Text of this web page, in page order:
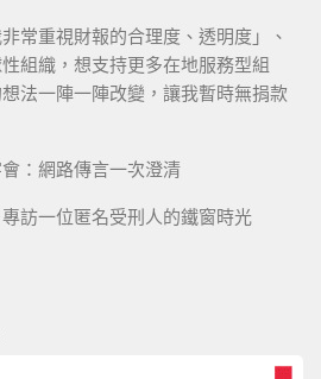
常重視財報的合理度、透明度」、
組織，想支持更多在地服務型組
法一陣一陣改變，讓我暫時無捐款
：網路傳言一次澄清
訪一位匿名受刑人的鐵窗時光